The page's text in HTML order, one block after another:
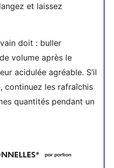
et laissez
doit : buller
volume après le
acidulée agréable. S’il
continuez les rafraîchis
quantités pendant un
par portion